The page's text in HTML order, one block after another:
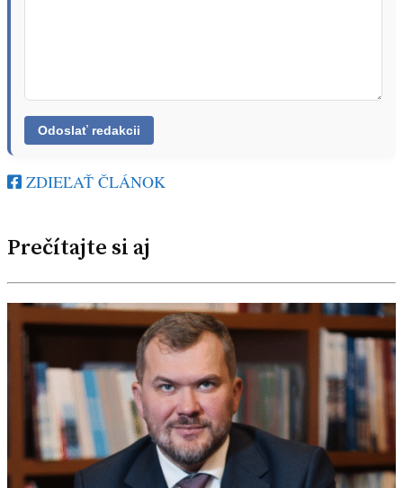
ZDIEĽAŤ ČLÁNOK
Prečítajte si aj